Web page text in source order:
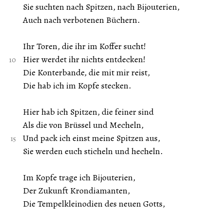
Sie suchten nach Spitzen, nach Bijouterien,
Auch nach verbotenen Büchern.
Ihr Toren, die ihr im Koffer sucht!
Hier werdet ihr nichts entdecken!
Die Konterbande, die mit mir reist,
Die hab ich im Kopfe stecken.
Hier hab ich Spitzen, die feiner sind
Als die von Brüssel und Mecheln,
Und pack ich einst meine Spitzen aus,
Sie werden euch sticheln und hecheln.
Im Kopfe trage ich Bijouterien,
Der Zukunft Krondiamanten,
Die Tempelkleinodien des neuen Gotts,